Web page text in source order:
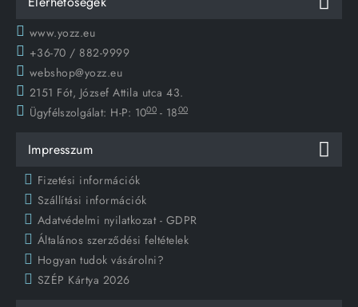
www.yozz.eu
+36-70 / 882-9999
webshop@yozz.eu
2151 Fót, József Attila utca 43.
Ügyfélszolgálat: H-P: 1000 - 1800
Impresszum
Fizetési információk
Szállítási információk
Adatvédelmi nyilatkozat - GDPR
Általános szerződési feltételek
Hogyan tudok vásárolni?
SZÉP Kártya 2026